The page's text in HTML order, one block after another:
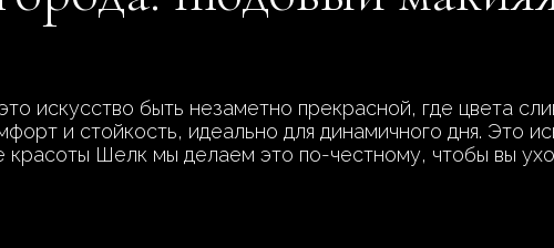
искусство быть незаметно прекрасной, где цвета
и стойкость, идеально для динамичного дня. Это
красоты Шелк мы делаем это по-честному, чтобы вы